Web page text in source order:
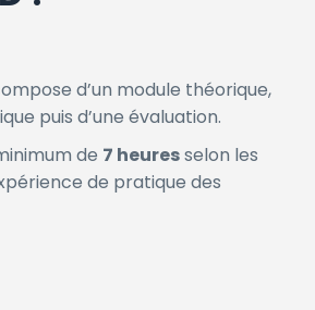
d’un module théorique,
puis d’une évaluation.
de 7 heuresselon les
de pratique des